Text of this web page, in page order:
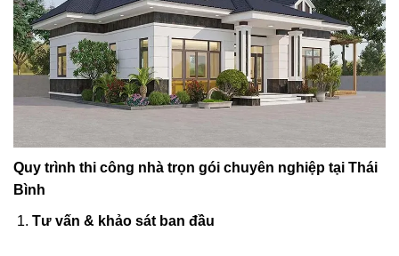
Quy trình thi công nhà trọn gói chuyên nghiệp tại Thái
Bình
Tư vấn & khảo sát ban đầu